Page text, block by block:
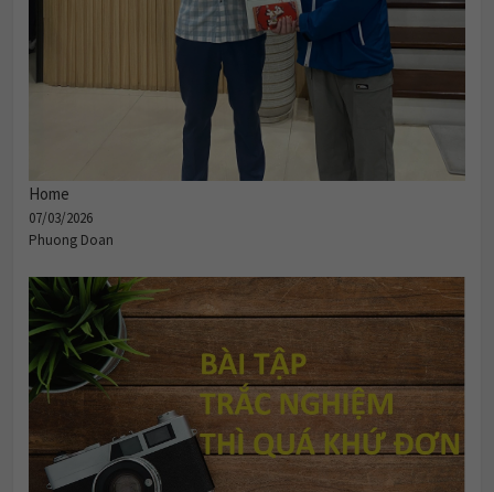
Home
07/03/2026
Phuong Doan